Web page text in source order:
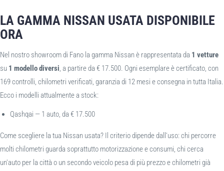
LA GAMMA NISSAN USATA DISPONIBILE
ORA
Nel nostro showroom di Fano la gamma Nissan è rappresentata da 1 vetture
su 1 modello diversi, a partire da € 17.500. Ogni esemplare è certificato, con
169 controlli, chilometri verificati, garanzia di 12 mesi e consegna in tutta Italia.
Ecco i modelli attualmente a stock:
Qashqai — 1 auto, da € 17.500
Come scegliere la tua Nissan usata? Il criterio dipende dall'uso: chi percorre
molti chilometri guarda soprattutto motorizzazione e consumi, chi cerca
un'auto per la città o un secondo veicolo pesa di più prezzo e chilometri già